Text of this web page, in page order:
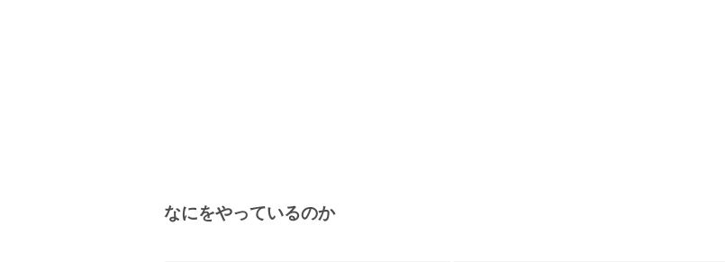
なにをやっているのか